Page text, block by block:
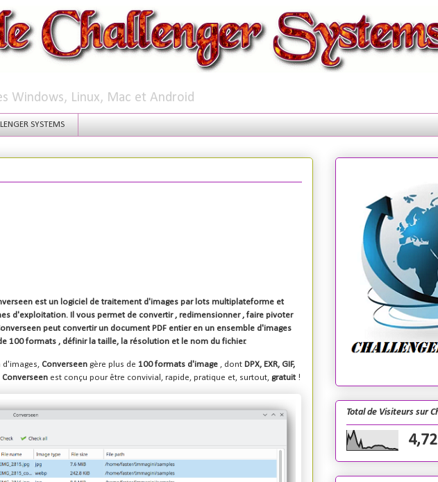
Windows, Linux, Mac et Android
SYSTEMS
est un logiciel de traitement d'images par lots multiplateforme et
d'exploitation. Il vous permet de convertir, redimensionner, faire pivoter
peut convertir un document PDF entier en un ensemble d'images
100 formats , définir la taille, la résolution et le nom du fichier.
Converseen gère plus de 100 formats d'image , dont DPX, EXR, GIF,
Converseen est conçu pour être convivial, rapide, pratique et, surtout, gratuit !
Total de Visiteurs sur